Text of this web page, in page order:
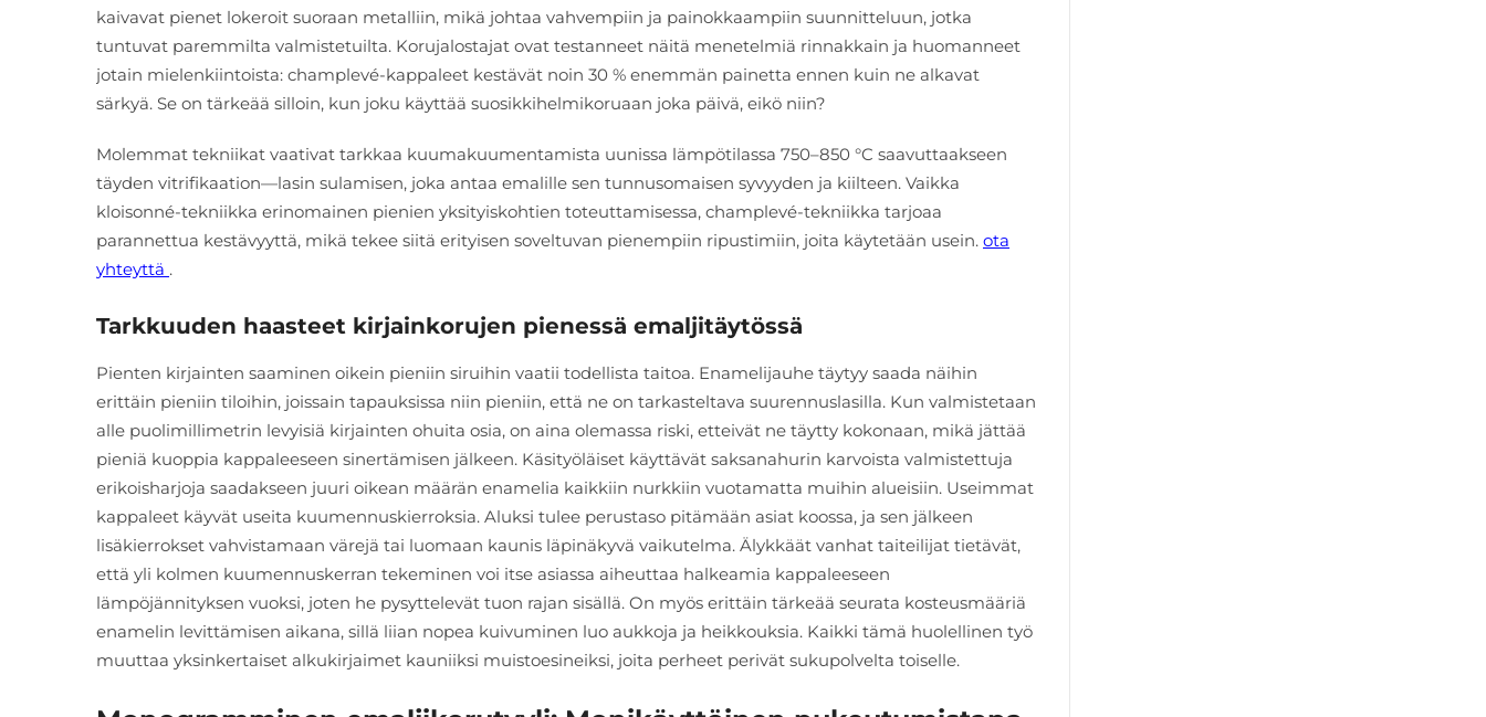
kaivavat pienet lokeroit suoraan metalliin, mikä johtaa vahvempiin ja painokkaampiin suunnitteluun, jotka
tuntuvat paremmilta valmistetuilta. Korujalostajat ovat testanneet näitä menetelmiä rinnakkain ja huomanneet
jotain mielenkiintoista: champlevé-kappaleet kestävät noin 30 % enemmän painetta ennen kuin ne alkavat
särkyä. Se on tärkeää silloin, kun joku käyttää suosikkihelmikoruaan joka päivä, eikö niin?
Molemmat tekniikat vaativat tarkkaa kuumakuumentamista uunissa lämpötilassa 750–850 °C saavuttaakseen
täyden vitrifikaation—lasin sulamisen, joka antaa emalille sen tunnusomaisen syvyyden ja kiilteen. Vaikka
kloisonné-tekniikka erinomainen pienien yksityiskohtien toteuttamisessa, champlevé-tekniikka tarjoaa
parannettua kestävyyttä, mikä tekee siitä erityisen soveltuvan pienempiin ripustimiin, joita käytetään usein. ota
yhteyttä .
Tarkkuuden haasteet kirjainkorujen pienessä emaljitäytössä
Pienten kirjainten saaminen oikein pieniin siruihin vaatii todellista taitoa. Enamelijauhe täytyy saada näihin
erittäin pieniin tiloihin, joissain tapauksissa niin pieniin, että ne on tarkasteltava suurennuslasilla. Kun valmistetaan
alle puolimillimetrin levyisiä kirjainten ohuita osia, on aina olemassa riski, etteivät ne täytty kokonaan, mikä jättää
pieniä kuoppia kappaleeseen sinertämisen jälkeen. Käsityöläiset käyttävät saksanahurin karvoista valmistettuja
erikoisharjoja saadakseen juuri oikean määrän enamelia kaikkiin nurkkiin vuotamatta muihin alueisiin. Useimmat
kappaleet käyvät useita kuumennuskierroksia. Aluksi tulee perustaso pitämään asiat koossa, ja sen jälkeen
lisäkierrokset vahvistamaan värejä tai luomaan kaunis läpinäkyvä vaikutelma. Älykkäät vanhat taiteilijat tietävät,
että yli kolmen kuumennuskerran tekeminen voi itse asiassa aiheuttaa halkeamia kappaleeseen
lämpöjännityksen vuoksi, joten he pysyttelevät tuon rajan sisällä. On myös erittäin tärkeää seurata kosteusmääriä
enamelin levittämisen aikana, sillä liian nopea kuivuminen luo aukkoja ja heikkouksia. Kaikki tämä huolellinen työ
muuttaa yksinkertaiset alkukirjaimet kauniiksi muistoesineiksi, joita perheet perivät sukupolvelta toiselle.